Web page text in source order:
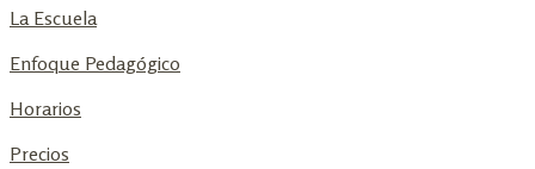
La Escuela
Enfoque Pedagógico
Horarios
Precios